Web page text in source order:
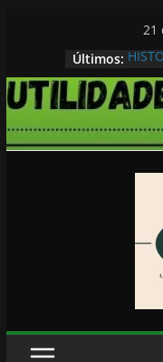
conteúdo
21
Últimos: